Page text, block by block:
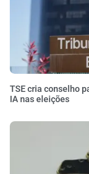
TSE cria conselho
IA nas eleições